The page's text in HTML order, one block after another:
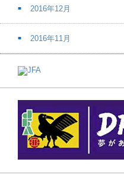
2016年12月
2016年11月